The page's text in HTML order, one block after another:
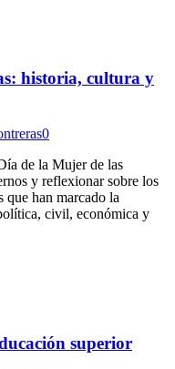
historia, cultura y
0
de la Mujer de las
y reflexionar sobre los
que han marcado la
civil, económica y
superior